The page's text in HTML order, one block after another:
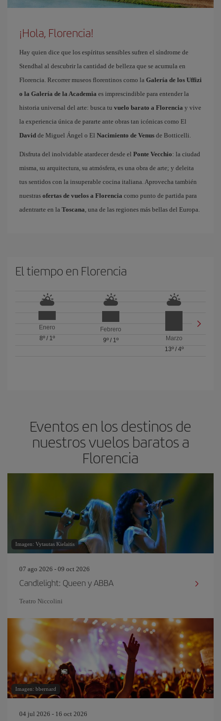
¡Hola, Florencia!
Hay quien dice que los espíritus sensibles sufren el síndrome de
Stendhal al descubrir la cantidad de belleza que se acumula en
Florencia. Recorrer museos florentinos como la Galería de los Uffizi
o la Galería de la Academia es imprescindible para entender la
historia universal del arte: busca tu vuelo barato a Florencia y vive
la experiencia única de pararte ante obras tan icónicas como El
David de Miguel Ángel o El Nacimiento de Venus de Botticelli.
Disfruta del inolvidable atardecer desde el Ponte Vecchio: la ciudad
misma, su arquitectura, su atmósfera, es una obra de arte; y deleita
tus sentidos con la insuperable cocina italiana. Aprovecha también
nuestras ofertas de vuelos a Florencia como punto de partida para
adentrarte en la Toscana, una de las regiones más bellas del Europa.
El tiempo en Florencia
Enero
8º/ 1º
Febrero
9º/ 1º
Marzo
13º/ 4º
Eventos en los destinos de
nuestros vuelos baratos a
Florencia
Imagen: Vytautas Kielaitis
07 ago 2026 - 09 oct 2026
Candlelight: Queen y ABBA
Teatro Niccolini
Imagen: bbernard
04 jul 2026 - 16 oct 2026